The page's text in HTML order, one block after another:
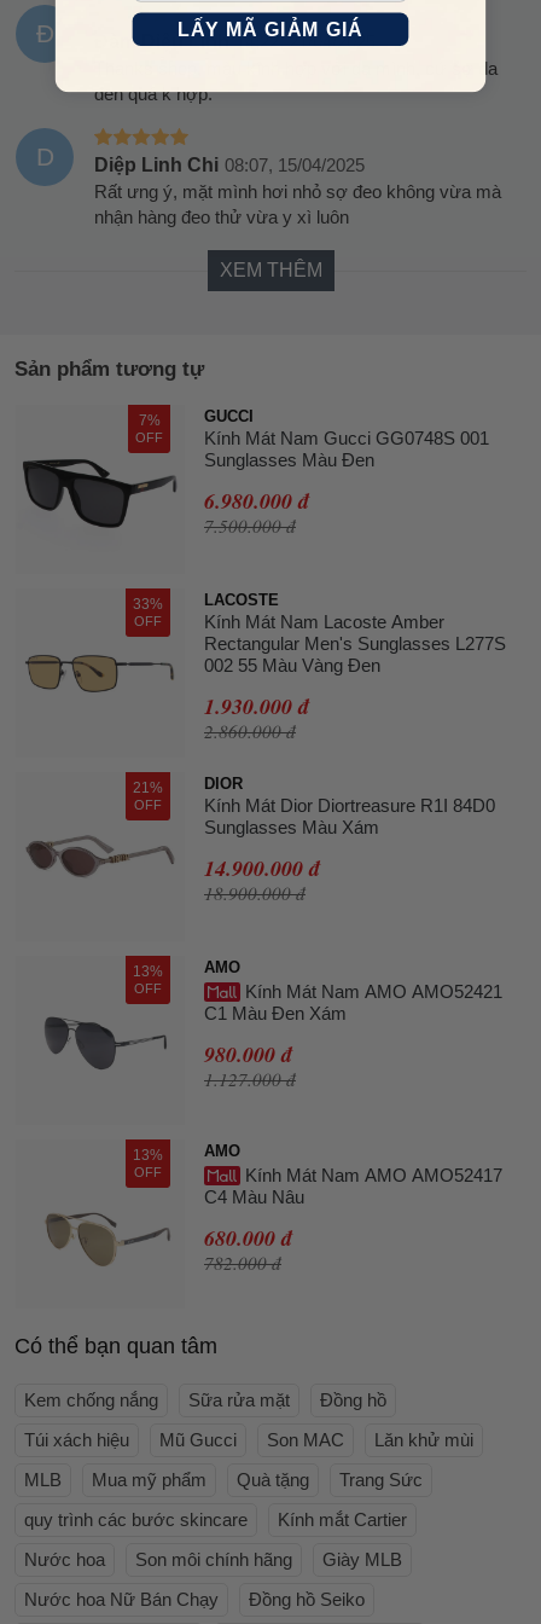
Đ Đàm Diệu Linh 14:22, 21/04/2025
Thanks shop, màu kính hợp với da mình, cứ sợ da
đen quá k hợp.
D Diệp Linh Chi 08:07, 15/04/2025
Rất ưng ý, mặt mình hơi nhỏ sợ đeo không vừa mà
nhận hàng đeo thử vừa y xì luôn
XEM THÊM
Sản phẩm tương tự
7%
OFF
GUCCI
Kính Mát Nam Gucci GG0748S 001
Sunglasses Màu Đen
6.980.000 đ
7.500.000 đ
33%
OFF
LACOSTE
Kính Mát Nam Lacoste Amber
Rectangular Men's Sunglasses L277S
002 55 Màu Vàng Đen
1.930.000 đ
2.860.000 đ
21%
OFF
DIOR
Kính Mát Dior Diortreasure R1I 84D0
Sunglasses Màu Xám
14.900.000 đ
18.900.000 đ
13%
OFF
AMO
Kính Mát Nam AMO AMO52421
C1 Màu Đen Xám
980.000 đ
1.127.000 đ
13%
OFF
AMO
Kính Mát Nam AMO AMO52417
C4 Màu Nâu
680.000 đ
782.000 đ
Có thể bạn quan tâm
Kem chống nắng Sữa rửa mặt
Đồng hồ
Túi xách hiệu
Mũ Gucci Son MAC
Lăn khử mùi
MLB
Mua mỹ phẩm Quà tặng
Trang Sức
quy trình các bước skincare
Kính mắt Cartier
Nước hoa
Son môi chính hãng
Giày MLB
Nước hoa Nữ Bán Chạy
Đồng hồ Seiko
LẤY MÃ GIẢM GIÁ